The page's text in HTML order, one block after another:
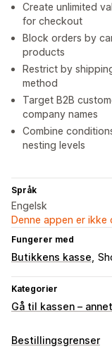
Create unlimited
for checkout
Block orders by
products
Restrict by
method
Target B2B
company names
Combine
nesting levels
Språk
Engelsk
Denne appen er
Fungerer med
Butikkens kasse
Kategorier
Gå til kassen – annet
Bestillingsgrenser